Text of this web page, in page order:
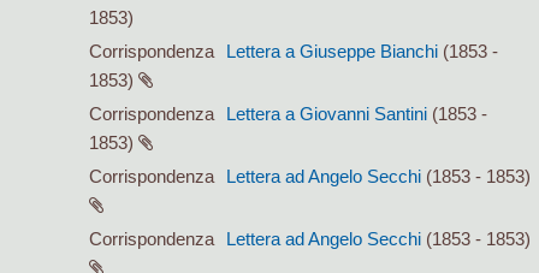
1853)
Corrispondenza
Lettera a Giuseppe Bianchi (1853 -
1853)
Corrispondenza
Lettera a Giovanni Santini (1853 -
1853)
Corrispondenza
Lettera ad Angelo Secchi (1853 - 1853)
Corrispondenza Lettera ad Angelo Secchi (1853 - 1853)